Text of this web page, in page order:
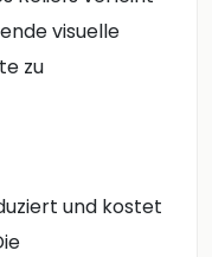
visuelle
zu
und kostet